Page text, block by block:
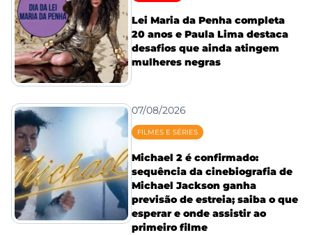
Lei Maria da Penha completa
20 anos e Paula Lima destaca
desafios que ainda atingem
mulheres negras
07/08/2026
FILMES E SÉRIES
Michael 2 é confirmado:
sequência da cinebiografia de
Michael Jackson ganha
previsão de estreia; saiba o que
esperar e onde assistir ao
primeiro filme